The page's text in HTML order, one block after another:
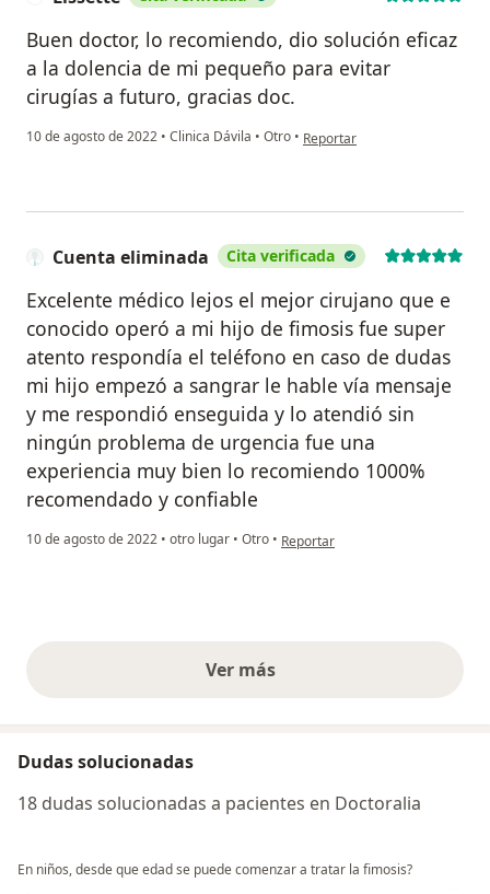
Buen doctor, lo recomiendo, dio solución eficaz
a la dolencia de mi pequeño para evitar
cirugías a futuro, gracias doc.
10 de agosto de 2022 • Clinica Dávila • Otro • en opinión del usuario Lissette
Reportar
Cuenta eliminada Cita verificada
Excelente médico lejos el mejor cirujano que e
conocido operó a mi hijo de fimosis fue super
atento respondía el teléfono en caso de dudas
mi hijo empezó a sangrar le hable vía mensaje
y me respondió enseguida y lo atendió sin
ningún problema de urgencia fue una
experiencia muy bien lo recomiendo 1000%
recomendado y confiable
10 de agosto de 2022 • otro lugar • Otro • en opinión del usuario Cuenta
Reportar
Ver másopiniones anteriores
Dudas solucionadas
18 dudas solucionadas a pacientes en Doctoralia
En niños, desde que edad se puede comenzar a tratar la fimosis?